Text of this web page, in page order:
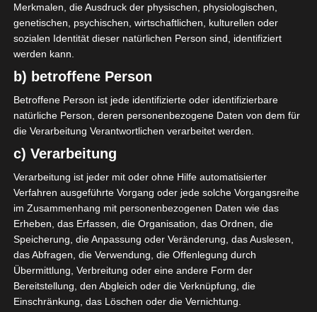
LIGUE 1
Start der Liga 1 2021/22 wegen
Pandemie in den September
verschoben
19. Juli 2021
2465 Views
Liga 1,Ligue 1, Saison 2021/2022
Der tunesische Fußballverband FTF hat beschlossen,
den Start der neuen Saison 2021/2022 der Ligue 1 Pro
wegen des Coronavirus zu
Merkmalen, die Ausdruck der physischen, physiologischen,
genetischen, psychischen, wirtschaftlichen, kulturellen oder
sozialen Identität dieser natürlichen Person sind, identifiziert
werden kann.
b) betroffene Person
Betroffene Person ist jede identifizierte oder identifizierbare
natürliche Person, deren personenbezogene Daten von dem für
die Verarbeitung Verantwortlichen verarbeitet werden.
c) Verarbeitung
Verarbeitung ist jeder mit oder ohne Hilfe automatisierter
Verfahren ausgeführte Vorgang oder jede solche Vorgangsreihe
im Zusammenhang mit personenbezogenen Daten wie das
Erheben, das Erfassen, die Organisation, das Ordnen, die
Speicherung, die Anpassung oder Veränderung, das Auslesen,
das Abfragen, die Verwendung, die Offenlegung durch
Übermittlung, Verbreitung oder eine andere Form der
Bereitstellung, den Abgleich oder die Verknüpfung, die
Einschränkung, das Löschen oder die Vernichtung.